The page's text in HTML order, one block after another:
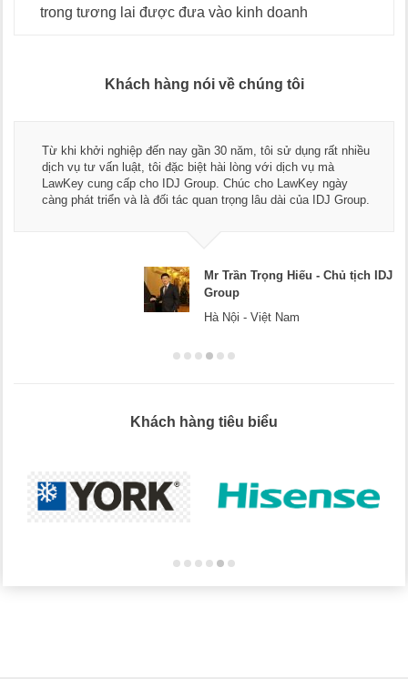
trong tương lai được đưa vào kinh doanh
Khách hàng nói về chúng tôi
Từ khi khởi nghiệp đến nay gần 30 năm, tôi sử dụng rất nhiều
dịch vụ tư vấn luật, tôi đặc biệt hài lòng với dịch vụ mà
LawKey cung cấp cho IDJ Group. Chúc cho LawKey ngày
càng phát triển và là đối tác quan trọng lâu dài của IDJ Group.
Mr Trần Trọng Hiếu - Chủ tịch IDJ
Group
Hà Nội - Việt Nam
Khách hàng tiêu biểu